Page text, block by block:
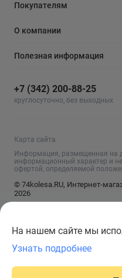
Покупателям
О компании
Полезная информация
+7 (342) 200-88-25
круглосуточно, без выходных
Карта сайта
Информация, размещенная на
информационный характер и
офертой, определяемой
© 74kolesa.RU, Интернет-
2026
На нашем сайте мы
Узнать подробнее